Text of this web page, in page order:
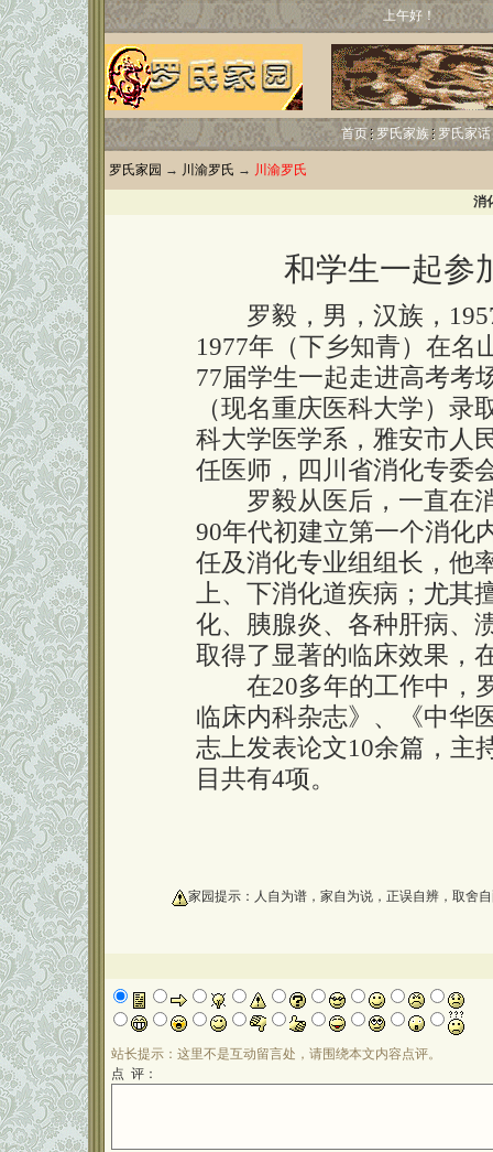
上午好！
首页 罗氏家族 罗氏家话
罗氏家园 → 川渝罗氏 → 川渝罗氏
消
和学生一起参
罗毅，男，汉族，
1977年（下乡知青）在名
77届学生一起走进高考考
（现名重庆医科大学）录
科大学医学系，雅安市人
任医师，四川省消化专委
罗毅从医后，一直在消
90年代初建立第一个消化
任及消化专业组组长，他
上、下消化道疾病；尤
化、胰腺炎、各种肝病、
取得了显著的临床效果，
在20多年的工作中，罗
临床内科杂志》、《中华
志上发表论文10余篇，主
目共有4项。
家园提示：人自为谱，家自为说，正误自辨，取舍
站长提示：这里不是互动留言处，请围绕本文内容点评。
点 评：